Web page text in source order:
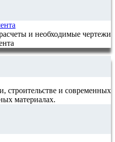
и необходимые чертежи
строительстве и современных
материалах.